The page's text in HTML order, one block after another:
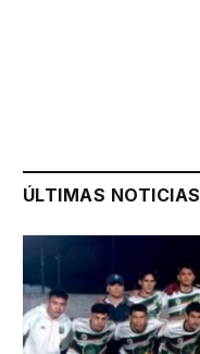
ÚLTIMAS NOTICIAS